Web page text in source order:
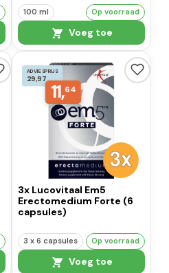
100 ml Op voorraad
Voeg toe
ADVIESPRIJS
29,97
11,64
3x Lucovitaal Em5
Erectomedium Forte (6
capsules)
3 x 6 capsules Op voorraad
Voeg toe